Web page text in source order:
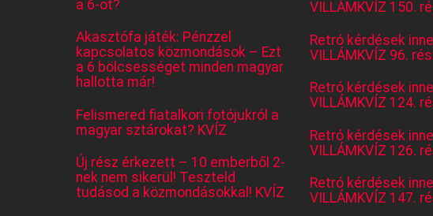
a 6-ot?
Akasztófa játék: Pénzzel
kapcsolatos közmondások – Ezt
a 6 bölcsességet minden magyar
hallotta már!
Felismered fiatalkori fotójukról a
magyar sztárokat? KVÍZ
Új rész érkezett – 10 emberből 2-
nek nem sikerül! Teszteld
tudásod a közmondásokkal! KVÍZ
VILLÁMKVÍZ 150.
Retró kérdések
VILLÁMKVÍZ 96.
Retró kérdések
VILLÁMKVÍZ 124.
Retró kérdések
VILLÁMKVÍZ 126.
Retró kérdések
VILLÁMKVÍZ 147.